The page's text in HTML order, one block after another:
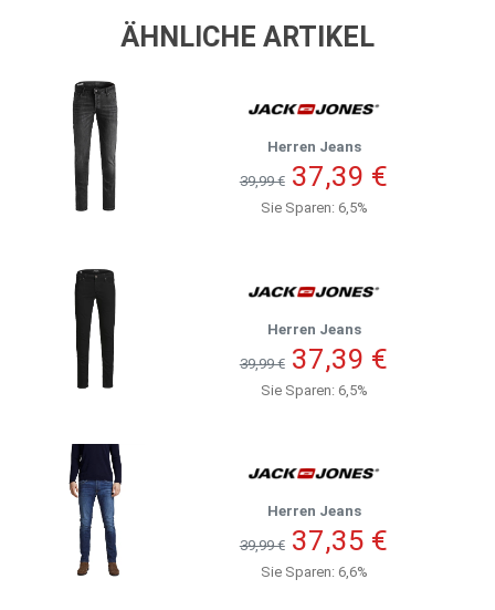
ÄHNLICHE ARTIKEL
Herren Jeans
39,99 € 37,39 €
Sie Sparen: 6,5%
Herren Jeans
39,99 € 37,39 €
Sie Sparen: 6,5%
Herren Jeans
39,99 € 37,35 €
Sie Sparen: 6,6%